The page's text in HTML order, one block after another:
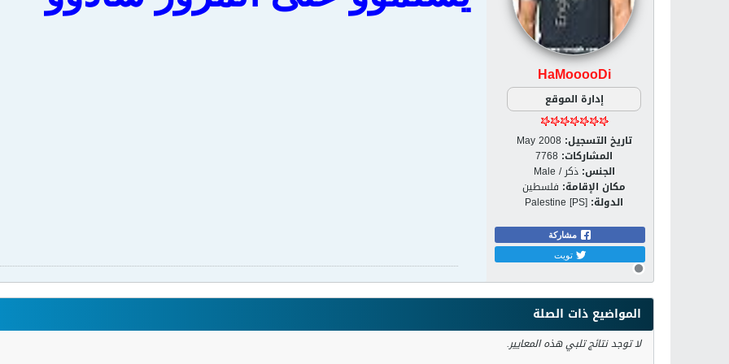
HaMooooDi
إدارة الموقع
تاريخ التسجيل: May 2008
المشاركات: 7768
الجنس: ذكر / Male
مكان الإقامة: فلسطين
الدولة: Palestine [PS]
مشاركة
تويت
المواضيع ذات الصلة
لا توجد نتائج تلبي هذه المعايير.